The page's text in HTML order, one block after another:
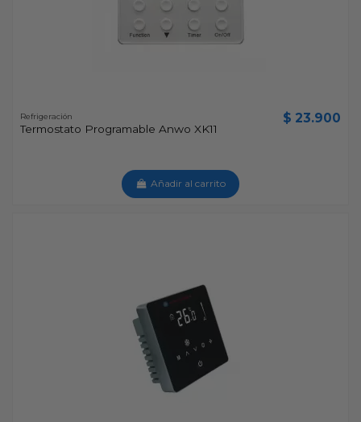
Refrigeración
Termostato Programable Anwo XK11
$ 23.900
Añadir al carrito